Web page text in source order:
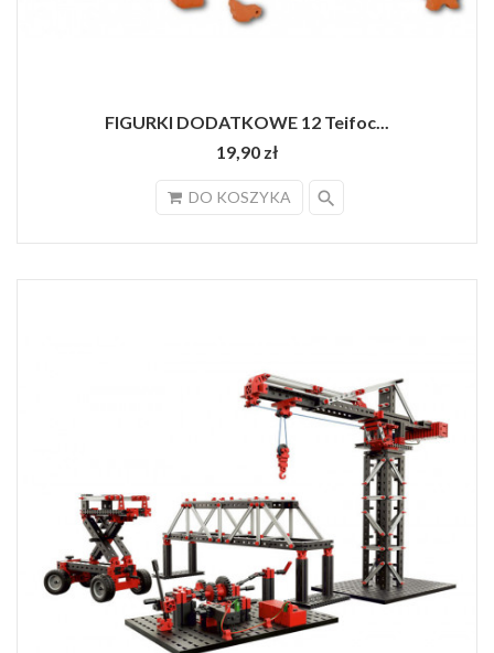
FIGURKI DODATKOWE 12 Teifoc...
19,90 zł
DO KOSZYKA search